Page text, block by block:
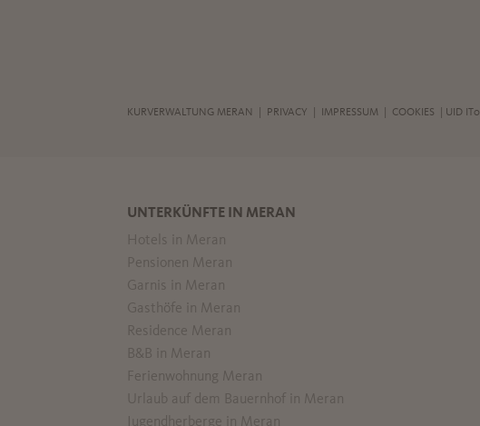
KURVERWALTUNG MERAN | PRIVACY IMPRESSUM COOKIES | UID
UNTERKÜNFTE IN MERAN
Hotels in Meran
Pensionen Meran
Garnis in Meran
Gasthöfe in Meran
Residence Meran
B&B in Meran
Ferienwohnung Meran
Urlaub auf dem Bauernhof in Meran
Jugendherberge in Meran